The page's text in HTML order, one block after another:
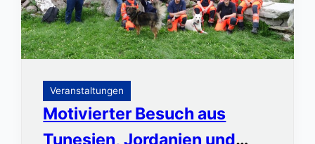
Veranstaltungen
Motivierter Besuch aus
Tunesien, Jordanien und